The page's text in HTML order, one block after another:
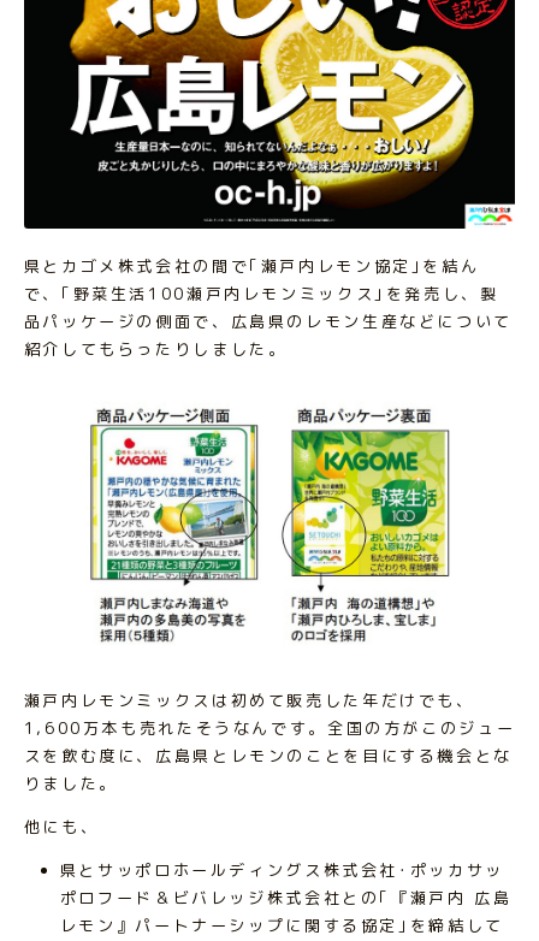
県とカゴメ株式会社の間で｢瀬戸内レモン協定｣を結ん
で、｢野菜生活100瀬戸内レモンミックス｣を発売し、製
品パッケージの側面で、広島県のレモン生産などについて
紹介してもらったりしました。
瀬戸内レモンミックスは初めて販売した年だけでも、
1,600万本も売れたそうなんです。全国の方がこのジュー
スを飲む度に、広島県とレモンのことを目にする機会とな
りました。
他にも、
県とサッポロホールディングス株式会社･ポッカサッ
ポロフード＆ビバレッジ株式会社との｢『瀬戸内 広島
レモン』パートナーシップに関する協定｣を締結して